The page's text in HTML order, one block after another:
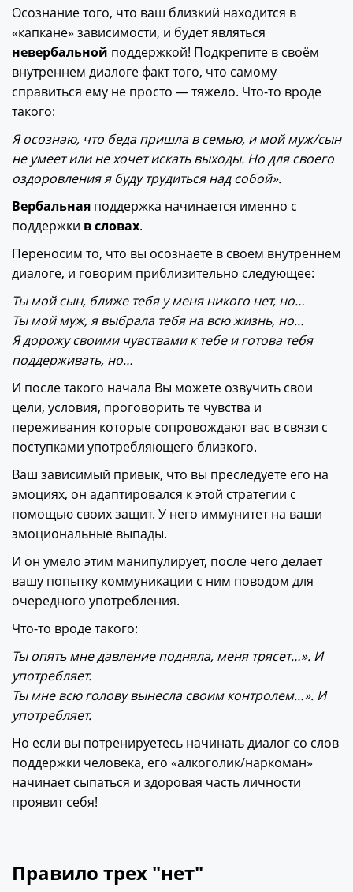
Осознание того, что ваш близкий находится в
«капкане» зависимости, и будет являться
невербальной поддержкой! Подкрепите в своём
внутреннем диалоге факт того, что самому
справиться ему не просто — тяжело. Что-то вроде
такого:
Я осознаю, что беда пришла в семью, и мой муж/сын
не умеет или не хочет искать выходы. Но для своего
оздоровления я буду трудиться над собой».
Вербальная поддержка начинается именно с
поддержки в словах.
Переносим то, что вы осознаете в своем внутреннем
диалоге, и говорим приблизительно следующее:
Ты мой сын, ближе тебя у меня никого нет, но…
Ты мой муж, я выбрала тебя на всю жизнь, но…
Я дорожу своими чувствами к тебе и готова тебя
поддерживать, но…
И после такого начала Вы можете озвучить свои
цели, условия, проговорить те чувства и
переживания которые сопровождают вас в связи с
поступками употребляющего близкого.
Ваш зависимый привык, что вы преследуете его на
эмоциях, он адаптировался к этой стратегии с
помощью своих защит. У него иммунитет на ваши
эмоциональные выпады.
И он умело этим манипулирует, после чего делает
вашу попытку коммуникации с ним поводом для
очередного употребления.
Что-то вроде такого:
Ты опять мне давление подняла, меня трясет…». И
употребляет.
Ты мне всю голову вынесла своим контролем…». И
употребляет.
Но если вы потренируетесь начинать диалог со слов
поддержки человека, его «алкоголик/наркоман»
начинает сыпаться и здоровая часть личности
проявит себя!
Правило трех "нет"